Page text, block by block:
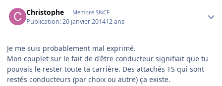
Christophe Membre SNCF
Publication:20 janvier 201412 ans
Je me suis probablement mal exprimé.
Mon couplet sur le fait de d'être conducteur signifiait que tu
pouvais le rester toute ta carrière. Des attachés TS qui sont
restés conducteurs (par choix ou autre) ça existe.